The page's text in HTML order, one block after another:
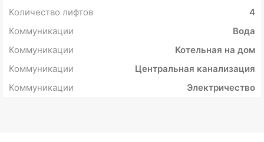
Количество лифтов
4
Коммуникации
Вода
Коммуникации
Котельная на дом
Коммуникации
Центральная канализация
Коммуникации
Электричество